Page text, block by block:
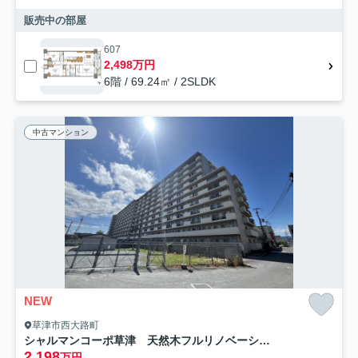
販売中の部屋
607
2,498万円
6階 / 69.24㎡ / 2SLDK
中古マンション
NEW
草津市西大路町
シャルマンコーポ草津 天然木フルリノベーション